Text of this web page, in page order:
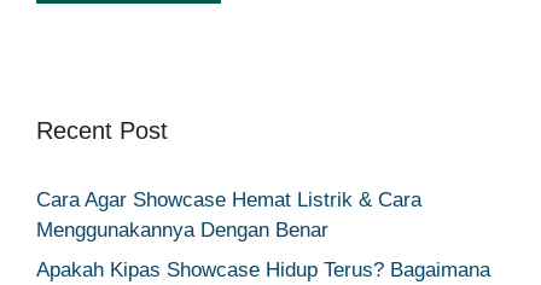
Recent Post
Cara Agar Showcase Hemat Listrik & Cara
Menggunakannya Dengan Benar
Apakah Kipas Showcase Hidup Terus? Bagaimana